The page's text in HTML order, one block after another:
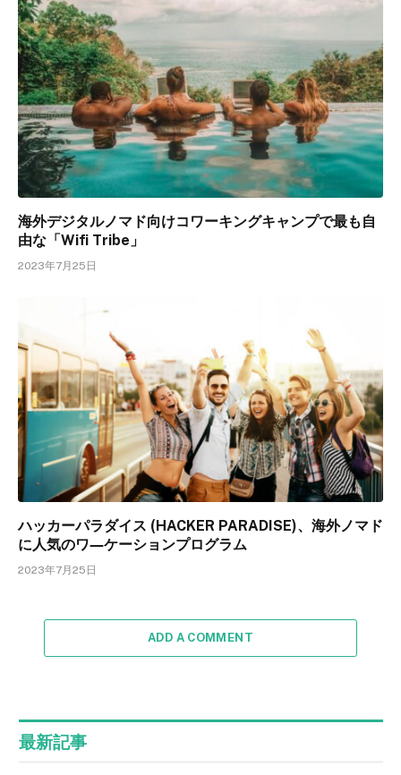
海外デジタルノマド向けコワーキングキャンプで最も自
由な「Wifi Tribe」
2023年7月25日
ハッカーパラダイス (HACKER PARADISE)、海外ノマド
に人気のワ―ケーションプログラム
2023年7月25日
ADD A COMMENT
最新記事